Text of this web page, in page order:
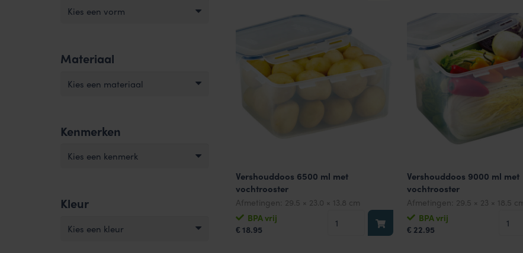
Kies een vorm
Materiaal
Kies een materiaal
Kenmerken
Kies een kenmerk
Kleur
Kies een kleur
vochtrooster
aantal
met
aantal
Vershouddoos 6500 ml met
vochtrooster
Afmetingen: 29.5 × 23.0 × 13.8 cm
BPA vrij
€ 18.95
Vershouddoos
Vershouddoos 9000 ml met
vochtrooster
Afmetingen: 29.5 × 23 × 18.5
BPA vrij
€ 22.95